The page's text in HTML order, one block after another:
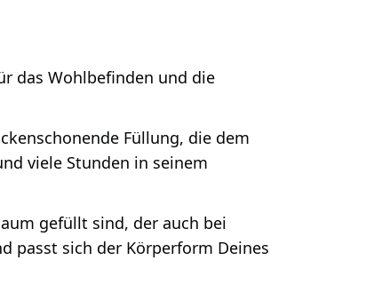
das Wohlbefinden und die
Füllung, die dem
viele Stunden in seinem
gefüllt sind, der auch bei
passt sich der Körperform Deines